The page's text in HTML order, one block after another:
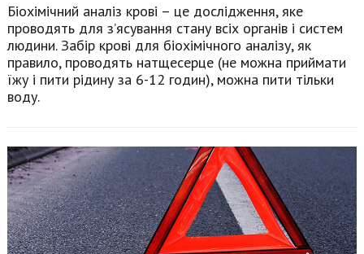
Біохімічний аналіз крові – це дослідження, яке
проводять для з’ясування стану всіх органів і систем
людини. Забір крові для біохімічного аналізу, як
правило, проводять натщесерце (не можна приймати
їжу і пити рідину за 6-12 годин), можна пити тільки
воду.